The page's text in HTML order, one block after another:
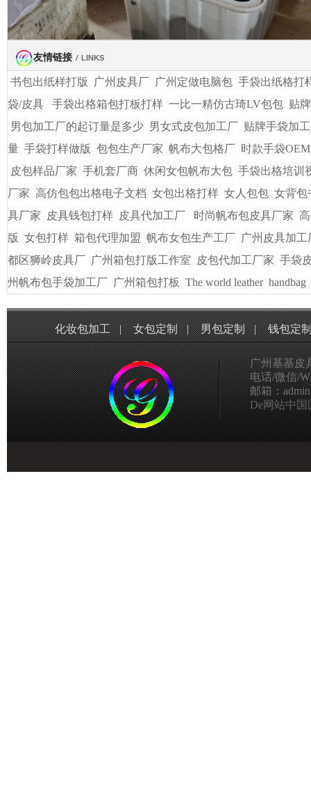
友情链接 / LINKS
书包出纸样打版 广州皮具厂 广州定做电脑包 手袋出纸格打
袋/皮具
手袋出格箱包打板打样 一比一精仿古琦LV包包 贴
男包加工厂的起订量是多少 男女式皮包加工厂 贴牌手袋加
量 手袋打样做版 包包生产厂家 帆布大包格厂 时款手袋OEM
皮包样品厂家 手机套厂商 休闲女包帆布大包 手袋出格培训
厂家 高仿包包出格电子文档 女包出格打样 女人包包 女背包
具厂家
皮具钱包打样 皮具代加工厂 时尚帆布包皮具厂家
版 女包打样 箱包代理加盟 帆布女包生产工厂 广州皮具加工
都区狮岭皮具厂 广州箱包打版工作室 皮包代加工厂家 手袋
州帆布包手袋加工厂 广州箱包打板 The world leather handbag
化妆包加工 | 女包定制 | 男包定制 | 钱包定
广州基基皮
电话/微信/
邮箱：
De网站中国